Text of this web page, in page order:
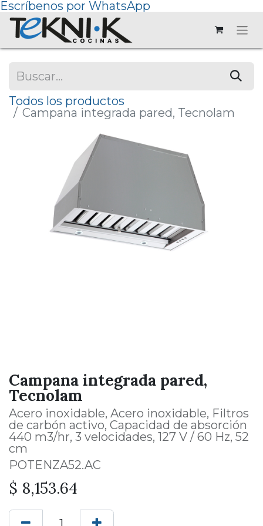
Escríbenos por WhatsApp
Todos los productos
Campana integrada pared, Tecnolam
Campana integrada pared,
Tecnolam
Acero inoxidable, Acero inoxidable, Filtros
de carbón activo, Capacidad de absorción
440 m3/hr, 3 velocidades, 127 V / 60 Hz, 52
cm
POTENZA52.AC
$ 8,153.64